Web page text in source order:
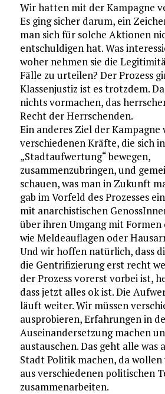
Wir hatten mit der Kampagne
Es ging sicher darum, ein
man sich für solche Aktionen
entschuldigen hat. Was
woher nehmen sie die
Fälle zu urteilen? Der Prozess
Klassenjustiz ist es trotzdem.
nichts vormachen, das
Recht der Herrschenden.
Ein anderes Ziel der Kampagne
verschiedenen Kräfte, die sich
„Stadtaufwertung“ bewegen,
zusammenzubringen, und
schauen, was man in Zukunft
gab im Vorfeld des Prozesses
mit anarchistischen
über ihren Umgang mit Formen
wie Meldeauflagen oder
Und wir hoffen natürlich, dass
die Gentrifizierung erst recht
der Prozess vorerst vorbei ist,
dass jetzt alles ok ist. Die
läuft weiter. Wir müssen
ausprobieren, Erfahrungen in
Auseinandersetzung machen
austauschen. Das geht alle was
Stadt Politik machen, da
aus verschiedenen politischen
zusammenarbeiten.